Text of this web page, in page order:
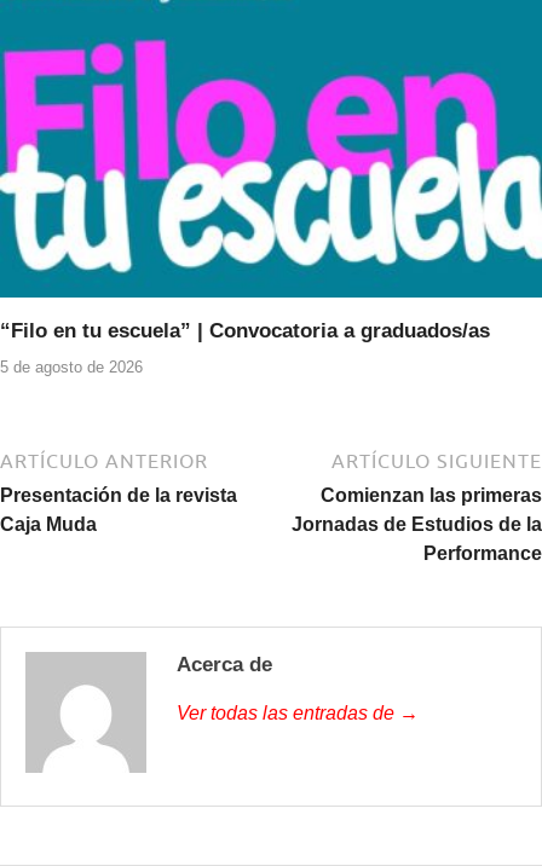
“Filo en tu escuela” | Convocatoria a graduados/as
5 de agosto de 2026
ARTÍCULO ANTERIOR
Presentación de la revista
Caja Muda
ARTÍCULO SIGUIENTE
Comienzan las primeras
Jornadas de Estudios de la
Performance
Acerca de
Ver todas las entradas de →